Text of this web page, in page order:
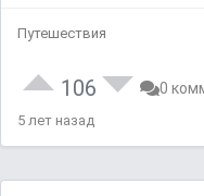
Путешествия
106 0
5 лет назад